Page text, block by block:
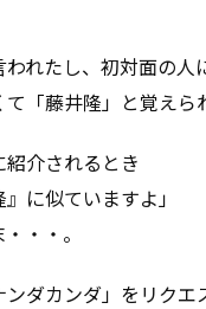
れたし、初対面の人
「藤井隆」と覚えら
介されるとき
に似ていますよ」
・・。
ンダカンダ」をリクエ